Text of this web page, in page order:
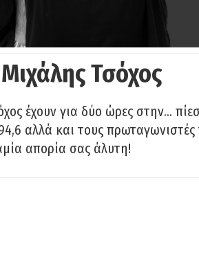
Τσόχος
έχουν για δύο ώρες στην…
αλλά και τους πρωταγωνιστές
απορία σας άλυτη!